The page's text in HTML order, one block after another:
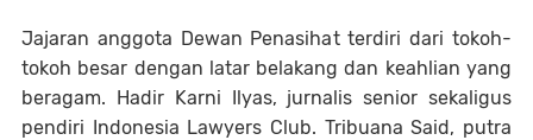
Jajaran anggota Dewan Penasihat terdiri dari tokoh-
tokoh besar dengan latar belakang dan keahlian yang
beragam. Hadir Karni Ilyas, jurnalis senior sekaligus
pendiri Indonesia Lawyers Club. Tribuana Said, putra